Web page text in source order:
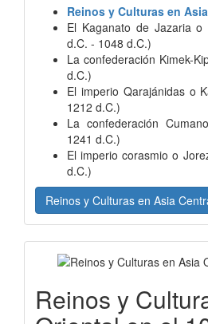
Reinos y Culturas en
El Kaganato de Jazaria o
d.C. - 1048 d.C.)
La confederación Kimek-
d.C.)
El imperio Qarajánidas o
1212 d.C.)
La confederación
1241 d.C.)
El imperio corasmio o
d.C.)
Reinos y Culturas en Asia
Reinos y